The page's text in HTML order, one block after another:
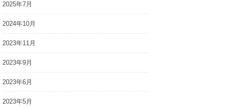
2025年7月
2024年10月
2023年11月
2023年9月
2023年6月
2023年5月